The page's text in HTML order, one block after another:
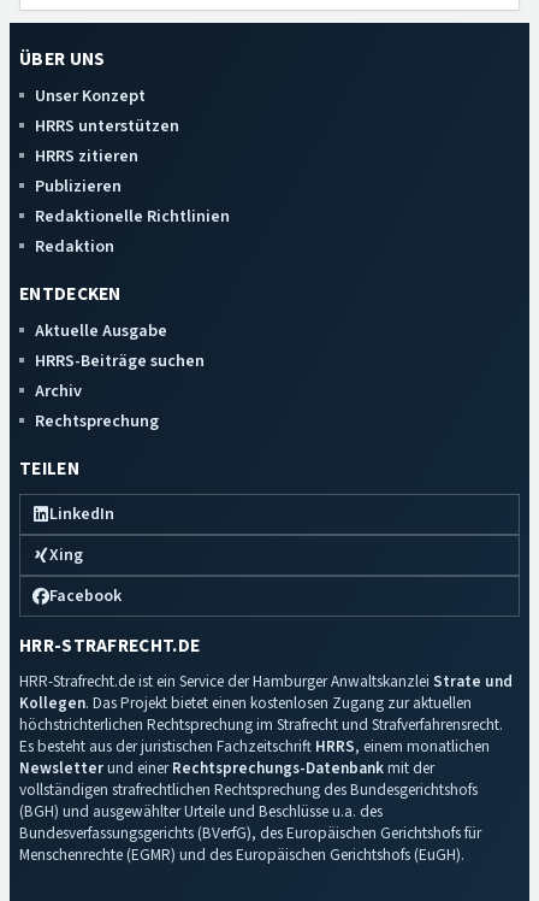
ÜBER UNS
Unser Konzept
HRRS unterstützen
HRRS zitieren
Publizieren
Redaktionelle Richtlinien
Redaktion
ENTDECKEN
Aktuelle Ausgabe
HRRS-Beiträge suchen
Archiv
Rechtsprechung
TEILEN
LinkedIn
Xing
Facebook
HRR-STRAFRECHT.DE
HRR-Strafrecht.de ist ein Service der Hamburger Anwaltskanzlei Strate und
Kollegen. Das Projekt bietet einen kostenlosen Zugang zur aktuellen
höchstrichterlichen Rechtsprechung im Strafrecht und Strafverfahrensrecht.
Es besteht aus der juristischen Fachzeitschrift HRRS, einem monatlichen
Newsletterund einerRechtsprechungs-Datenbankmit der
vollständigen strafrechtlichen Rechtsprechung des Bundesgerichtshofs
(BGH) und ausgewählter Urteile und Beschlüsse u.a. des
Bundesverfassungsgerichts (BVerfG), des Europäischen Gerichtshofs für
Menschenrechte (EGMR) und des Europäischen Gerichtshofs (EuGH).